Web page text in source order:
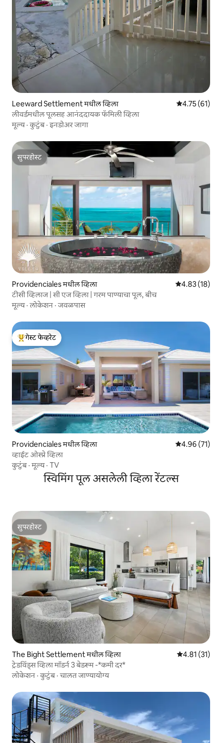
Leeward Settlement मधील व्हिला 5 पैकी 4.75
4.75 (61)
लीवर्डमधील पूलसह आनंददायक फॅमिली व्हिला
मूल्य·कुटुंब·इनडोअर जागा
सुपरहोस्ट
सुपरहोस्ट
Providenciales मधील व्हिला 5 पैकी 4.83
4.83 (18)
टीसी व्हिलाज | सी एज व्हिला | गरम पाण्याचा पूल, बीच
मूल्य·लोकेशन ·जवळपास
टॉप गेस्ट फेव्हरेट
गेस्ट फेव्हरेट
Providenciales मधील व्हिला 5 पैकी 4.96
4.96 (71)
व्हाईट ओस्प्रे व्हिला
कुटुंब·मूल्य· TV
स्विमिंग पूल असलेली व्हिला रेंटल्स
सुपरहोस्ट
सुपरहोस्ट
The Bight Settlement मधील व्हिला 5 पैकी 4.81
4.81 (31)
ट्रेडविंड्स व्हिला मॉडर्न 3 बेडरूम -*कमी दर*
लोकेशन ·कुटुंब·चालत जाण्यायोग्य